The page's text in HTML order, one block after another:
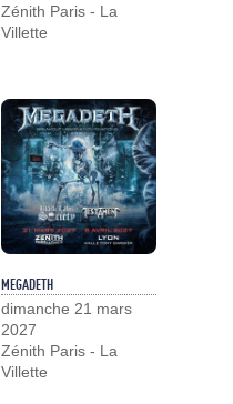
Zénith Paris - La
Villette
MEGADETH
dimanche 21 mars
2027
Zénith Paris - La
Villette